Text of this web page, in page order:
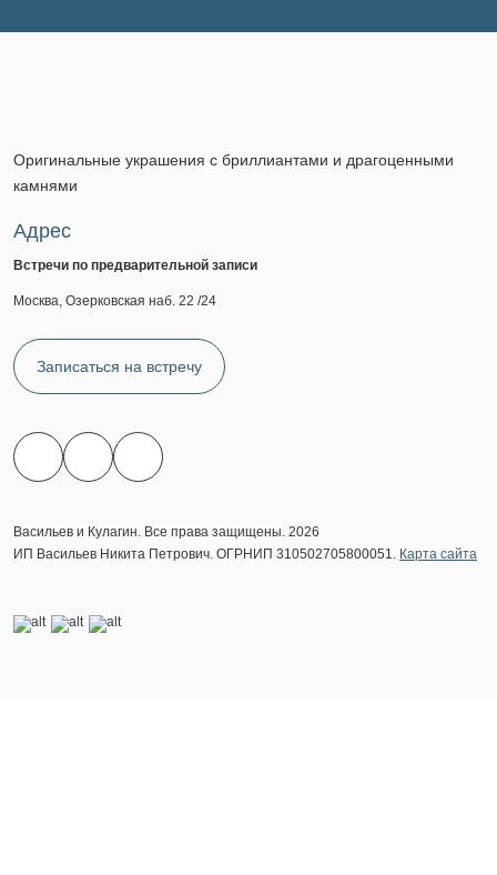
Оригинальные украшения с бриллиантами и драгоценными
камнями
Адрес
Встречи по предварительной записи
Москва, Озерковская наб. 22 /24
Записаться на встречу
Васильев и Кулагин. Все права защищены. 2026
ИП Васильев Никита Петрович. ОГРНИП 310502705800051. Карта сайта